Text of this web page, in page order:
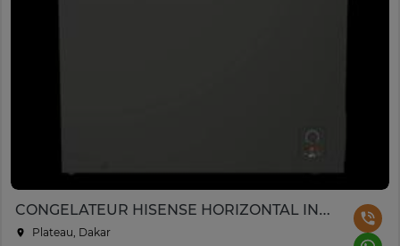
CONGELATEUR HISENSE HORIZONTAL INVERTER GRIS 400l
Plateau, Dakar